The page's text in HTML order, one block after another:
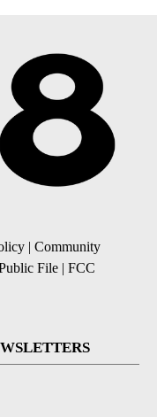
| Community
File | FCC